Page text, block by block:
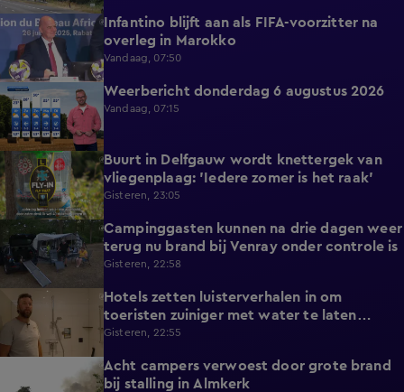
0:29
Infantino blijft aan als FIFA-voorzitter na
overleg in Marokko
Vandaag, 07:50
2:20 Weerbericht donderdag 6 augustus 2026
Vandaag, 07:15
2:07
Buurt in Delfgauw wordt knettergek van
vliegenplaag: 'Iedere zomer is het raak'
Gisteren, 23:05
2:25
Campinggasten kunnen na drie dagen weer
terug nu brand bij Venray onder controle is
Gisteren, 22:58
2:15
Hotels zetten luisterverhalen in om
toeristen zuiniger met water te laten
omgaan
Gisteren, 22:55
Acht campers verwoest door grote brand
bij stalling in Almkerk